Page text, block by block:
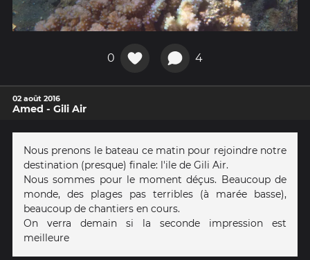
0 4
02 août 2016
Amed - Gili Air
Nous prenons le bateau ce matin pour rejoindre notre
destination (presque) finale: l'ile de Gili Air.
Nous sommes pour le moment déçus. Beaucoup de
monde, des plages pas terribles (à marée basse),
beaucoup de chantiers en cours.
On verra demain si la seconde impression est
meilleure